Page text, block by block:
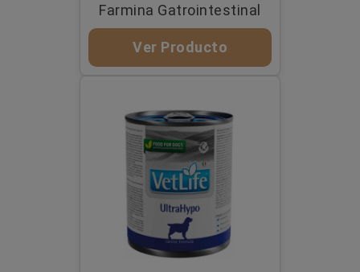
Farmina Gatrointestinal
Ver Producto